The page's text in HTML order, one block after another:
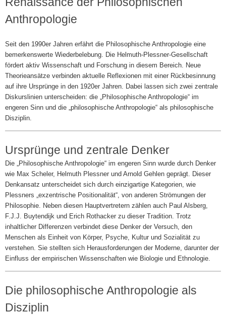
Anthropologie
Seit den 1990er Jahren erfährt die Philosophische Anthropologie eine
bemerkenswerte Wiederbelebung. Die Helmuth-Plessner-Gesellschaft
fördert aktiv Wissenschaft und Forschung in diesem Bereich. Neue
Theorieansätze verbinden aktuelle Reflexionen mit einer Rückbesinnung
auf ihre Ursprünge in den 1920er Jahren. Dabei lassen sich zwei zentrale
Diskurslinien unterscheiden: die „Philosophische Anthropologie“ im
engeren Sinn und die „philosophische Anthropologie“ als philosophische
Disziplin.
Ursprünge und zentrale Denker
Die „Philosophische Anthropologie“ im engeren Sinn wurde durch Denker
wie Max Scheler, Helmuth Plessner und Arnold Gehlen geprägt. Dieser
Denkansatz unterscheidet sich durch einzigartige Kategorien, wie
Plessners „exzentrische Positionalität“, von anderen Strömungen der
Philosophie. Neben diesen Hauptvertretern zählen auch Paul Alsberg,
F.J.J. Buytendijk und Erich Rothacker zu dieser Tradition. Trotz
inhaltlicher Differenzen verbindet diese Denker der Versuch, den
Menschen als Einheit von Körper, Psyche, Kultur und Sozialität zu
verstehen. Sie stellten sich Herausforderungen der Moderne, darunter der
Einfluss der empirischen Wissenschaften wie Biologie und Ethnologie.
Die philosophische Anthropologie als
Disziplin